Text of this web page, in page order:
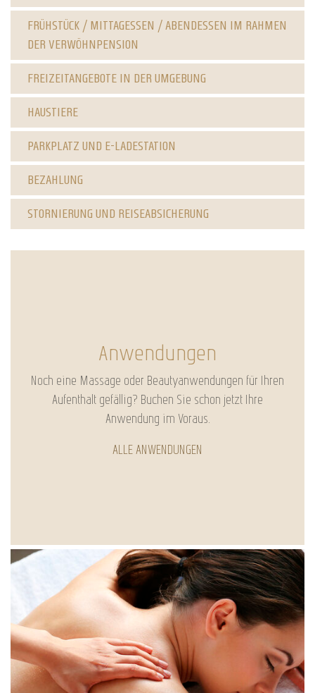
FRÜHSTÜCK / MITTAGESSEN / ABENDESSEN IM RAHMEN
DER VERWÖHNPENSION
FREIZEITANGEBOTE IN DER UMGEBUNG
HAUSTIERE
PARKPLATZ UND E-LADESTATION
BEZAHLUNG
STORNIERUNG UND REISEABSICHERUNG
Anwendungen
Noch eine Massage oder Beautyanwendungen für Ihren
Aufenthalt gefällig? Buchen Sie schon jetzt Ihre
Anwendung im Voraus.
ALLE ANWENDUNGEN